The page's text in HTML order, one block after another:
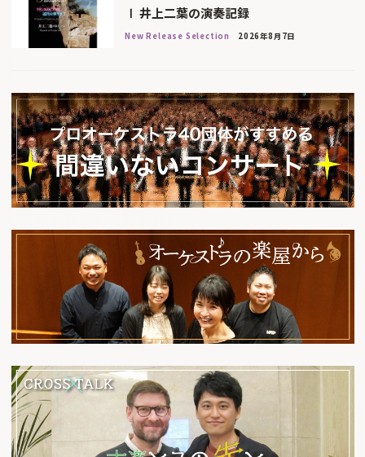
Ⅰ 井上二葉の演奏記録
New Release Selection 2026年8月7日